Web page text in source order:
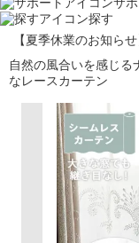
探す
【夏季休業のお知らせ
自然の風合いを感じる
なレースカーテン